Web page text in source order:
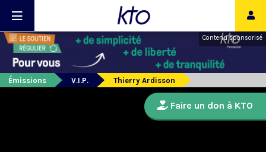
Contenu sponsorisé
Émissions V.I.P. Thierry Ardisson
Faire un don à KTO